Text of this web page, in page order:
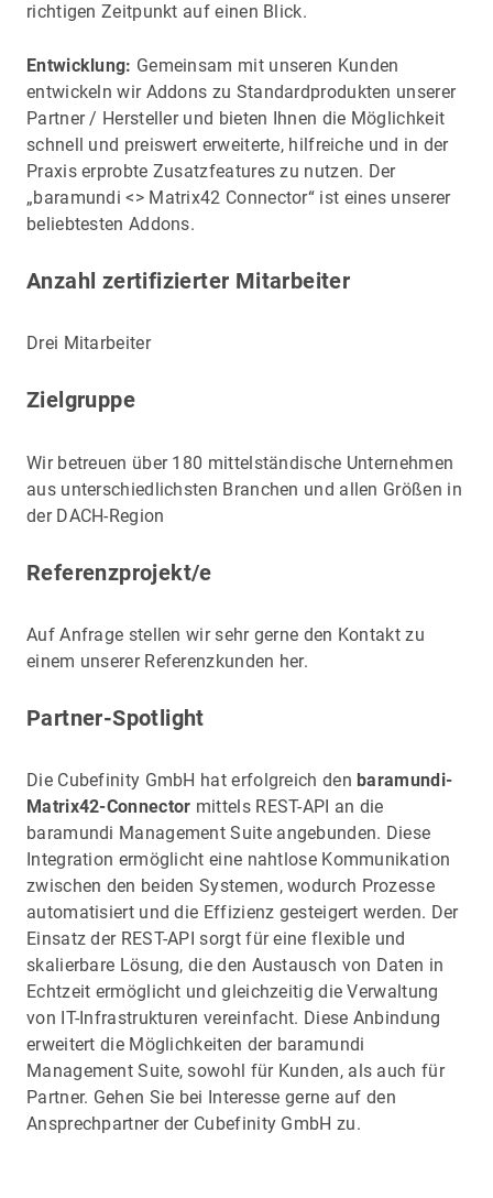
richtigen Zeitpunkt auf einen Blick.
Entwicklung: Gemeinsam mit unseren Kunden
entwickeln wir Addons zu Standardprodukten unserer
Partner / Hersteller und bieten Ihnen die Möglichkeit
schnell und preiswert erweiterte, hilfreiche und in der
Praxis erprobte Zusatzfeatures zu nutzen. Der
„baramundi <> Matrix42 Connector“ ist eines unserer
beliebtesten Addons.
Anzahl zertifizierter Mitarbeiter
Drei Mitarbeiter
Zielgruppe
Wir betreuen über 180 mittelständische Unternehmen
aus unterschiedlichsten Branchen und allen Größen in
der DACH-Region
Referenzprojekt/e
Auf Anfrage stellen wir sehr gerne den Kontakt zu
einem unserer Referenzkunden her.
Partner-Spotlight
Die Cubefinity GmbH hat erfolgreich den baramundi-
Matrix42-Connector mittels REST-API an die
baramundi Management Suite angebunden. Diese
Integration ermöglicht eine nahtlose Kommunikation
zwischen den beiden Systemen, wodurch Prozesse
automatisiert und die Effizienz gesteigert werden. Der
Einsatz der REST-API sorgt für eine flexible und
skalierbare Lösung, die den Austausch von Daten in
Echtzeit ermöglicht und gleichzeitig die Verwaltung
von IT-Infrastrukturen vereinfacht. Diese Anbindung
erweitert die Möglichkeiten der baramundi
Management Suite, sowohl für Kunden, als auch für
Partner. Gehen Sie bei Interesse gerne auf den
Ansprechpartner der Cubefinity GmbH zu.